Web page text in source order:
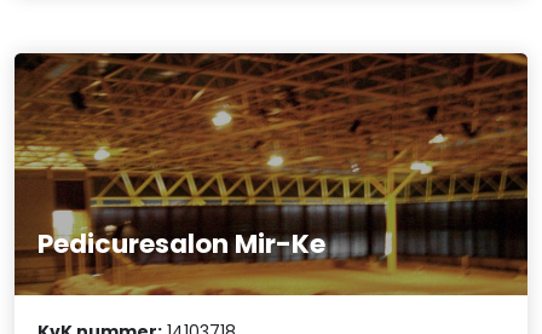
Pedicuresalon Mir-Ke